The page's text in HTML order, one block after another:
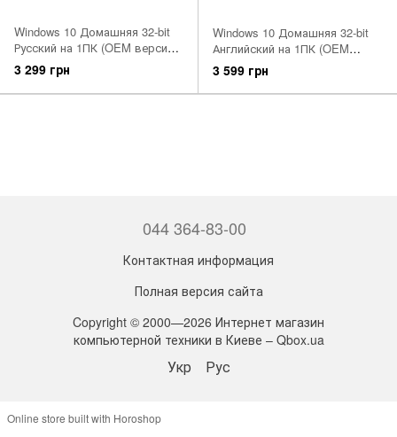
Windows 10 Домашняя 32-bit
Русский на 1ПК (OEM версия
для сборщиков, продается
вместе с ПК) (KW9-00166)
3 299 грн
Windows 10 Домашняя 32-bit
Английский на 1ПК (OEM
версия для сборщиков,
продается вместе с ПК) (KW9-
00185)
3 599 грн
044 364-83-00
Контактная информация
Полная версия сайта
Copyright © 2000—2026 Интернет магазин
компьютерной техники в Киеве – Qbox.ua
Укр Рус
Online store built with Horoshop